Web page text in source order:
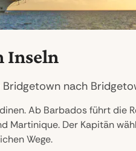
Inseln
nach
Ab Barbados führt die
Martinique. Der Kapitän
Wege.